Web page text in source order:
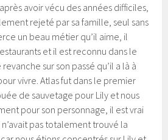
avoir vécu des années difficiles,
rejeté par sa famille, seul sans
un beau métier qu’il aime, il
et il est reconnu dans le
sur son passé qu’il a là à
vivre. Atlas fut dans le premier
de sauvetage pour Lily et nous
pour son personnage, il est vrai
pas totalement trouvé la